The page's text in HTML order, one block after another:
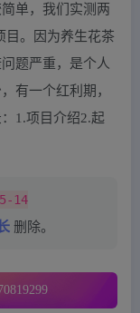
单，我们实测两
目。因为养生花茶
题严重，是个人
有一个红利期，
1.项目介绍2.起
14
删除。